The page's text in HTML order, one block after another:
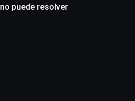
no puede resolver